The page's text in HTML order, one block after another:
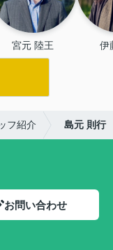
宮元 陸王 伊
フ紹介 島元 則行
お問い合わせ